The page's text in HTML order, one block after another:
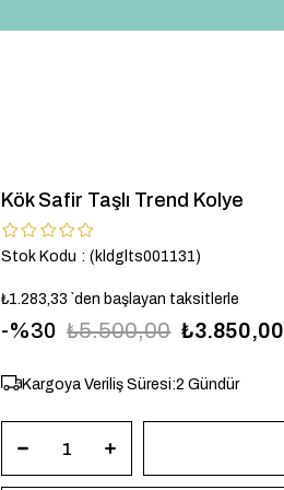
Kök Safir Taşlı Trend Kolye
Stok Kodu (kldglts001131)
₺1.283,33 `den başlayan taksitlerle
30 ₺5.500,00 ₺3.850,00
Kargoya Veriliş Süresi:2 Gündür